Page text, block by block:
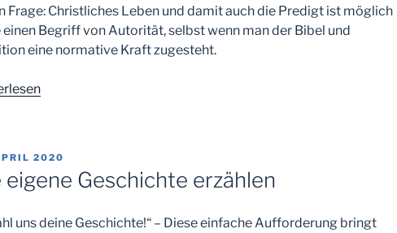
Frage: Christliches Leben und damit auch die Predigt ist möglich
einen Begriff von Autorität, selbst wenn man der Bibel und
eine normative Kraft zugesteht.
2020
eigene Geschichte erzählen
uns deine Geschichte!“ – Diese einfache Aufforderung bringt